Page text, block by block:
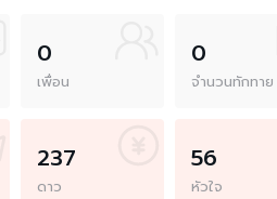
0
เพื่อน
0
จำนวนทักทาย
237
ดาว
56
หัวใจ